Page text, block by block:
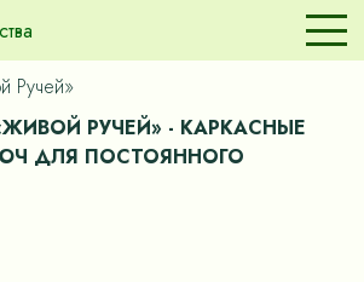
Ручей»
РУЧЕЙ» - КАРКАСНЫЕ
ДЛЯ ПОСТОЯННОГО